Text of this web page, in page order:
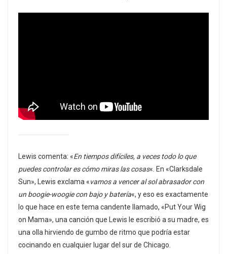
Lewis comenta: «En tiempos difíciles, a veces todo lo que
puedes controlar es cómo miras las cosas«. En «Clarksdale
Sun», Lewis exclama «vamos a vencer al sol abrasador con
un boogie-woogie con bajo y batería«, y eso es exactamente
lo que hace en este tema candente llamado, «Put Your Wig
on Mama», una canción que Lewis le escribió a su madre, es
una olla hirviendo de gumbo de ritmo que podría estar
cocinando en cualquier lugar del sur de Chicago.